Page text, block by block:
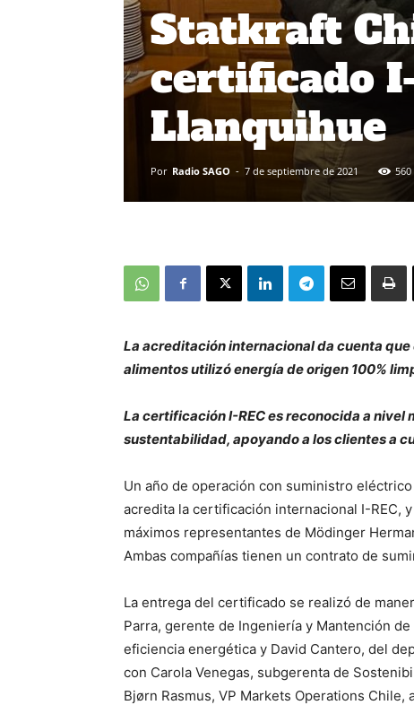
Statkraft
certificado
Llanquihue
Por Radio SAGO - 7 de septiembre de 2021 560
La acreditación internacional da cuenta
alimentos utilizó energía de origen 100%
La certificación I-REC es reconocida a
sustentabilidad, apoyando a los clientes a
Un año de operación con suministro
acredita la certificación internacional I-REC,
máximos representantes de Mödinger
Ambas compañías tienen un contrato de
La entrega del certificado se realizó de
Parra, gerente de Ingeniería y Mantención
eficiencia energética y David Cantero, del
con Carola Venegas, subgerenta de
Bjørn Rasmus, VP Markets Operations